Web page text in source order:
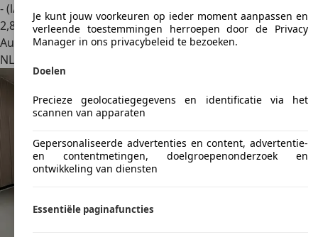
- (l/100 km)
2,8
Autobedrijf
NL 5144 MB
Je kunt jouw voorkeuren op ieder moment aanpassen en
verleende toestemmingen herroepen door de Privacy
Manager in ons privacybeleid te bezoeken.
Doelen
Precieze geolocatiegegevens en identificatie via het
scannen van apparaten
Gepersonaliseerde advertenties en content, advertentie-
en contentmetingen, doelgroepenonderzoek en
ontwikkeling van diensten
Essentiële paginafuncties